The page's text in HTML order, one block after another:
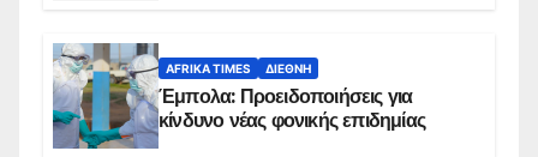
AFRIKA TIMES ΔΙΕΘΝΉ
Έμπολα: Προειδοποιήσεις για
κίνδυνο νέας φονικής επιδημίας